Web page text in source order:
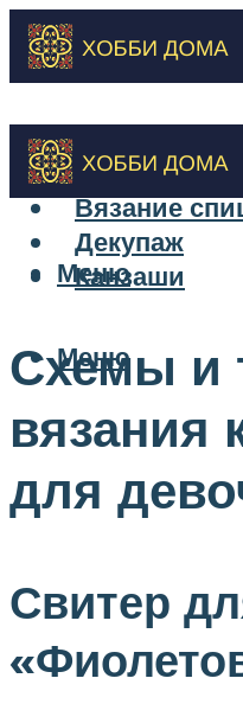
Вышивка
Вязание
Декупаж
Канзаши
Меню
Меню
Схемы и
вязания
для
Свитер